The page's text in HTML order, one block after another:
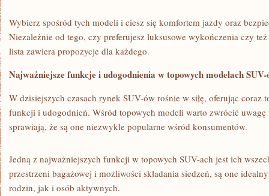
Wybierz spośród tych modeli i⁢ ciesz się komfortem jazdy oraz
⁢Niezależnie od tego, czy preferujesz luksusowe wykończenia czy
lista zawiera‍ propozycje ​dla każdego.
Najważniejsze ⁤funkcje i udogodnienia w topowych modelach
W dzisiejszych czasach rynek SUV-ów rośnie ‍w siłę, oferując coraz
funkcji i udogodnień. Wśród topowych modeli ‌warto‌ zwrócić
sprawiają, że są one niezwykle popularne wśród konsumentów.
Jedną z najważniejszych funkcji w topowych SUV-ach ⁤jest ⁢ich
przestrzeni bagażowej i możliwości składania siedzeń, są one
rodzin, jak i ‌osób aktywnych.